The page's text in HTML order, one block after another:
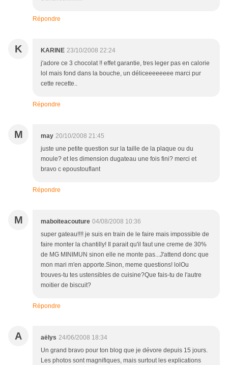
Répondre
K KARINE 23/10/2008 22:24
j'adore ce 3 chocolat !! effet garantie, tres leger pas en calorie
lol mais fond dans la bouche, un déliceeeeeeee marci pur
cette recette..
Répondre
M may 20/10/2008 21:45
juste une petite question sur la taille de la plaque ou du
moule? et les dimension dugateau une fois fini? merci et
bravo c epoustouflant
Répondre
M maboiteacouture 04/08/2008 10:36
super gateau!!!! je suis en train de le faire mais impossible de
faire monter la chantilly! Il parait qu'il faut une creme de 30%
de MG MINIMUN sinon elle ne monte pas...J'attend donc que
mon mari m'en apporte.Sinon, meme questions! lolOu
trouves-tu tes ustensibles de cuisine?Que fais-tu de l'autre
moitier de biscuit?
Répondre
A aëlys 24/06/2008 18:34
Un grand bravo pour ton blog que je dévore depuis 15 jours.
Les photos sont magnifiques, mais surtout les explications